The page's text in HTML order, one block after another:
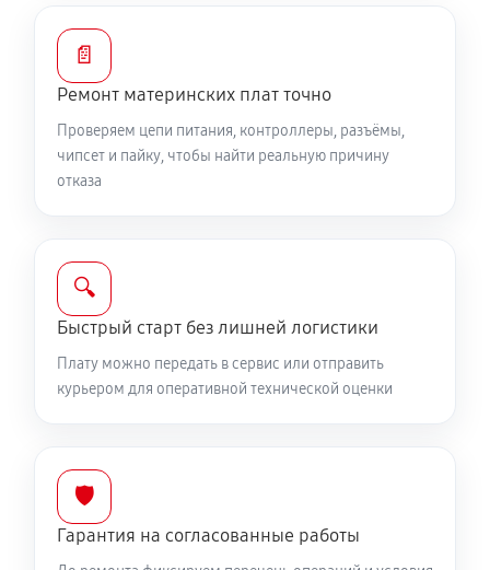
📄
Ремонт материнских плат точно
Проверяем цепи питания, контроллеры, разъёмы,
чипсет и пайку, чтобы найти реальную причину
отказа
🔍
Быстрый старт без лишней логистики
Плату можно передать в сервис или отправить
курьером для оперативной технической оценки
🛡️
Гарантия на согласованные работы